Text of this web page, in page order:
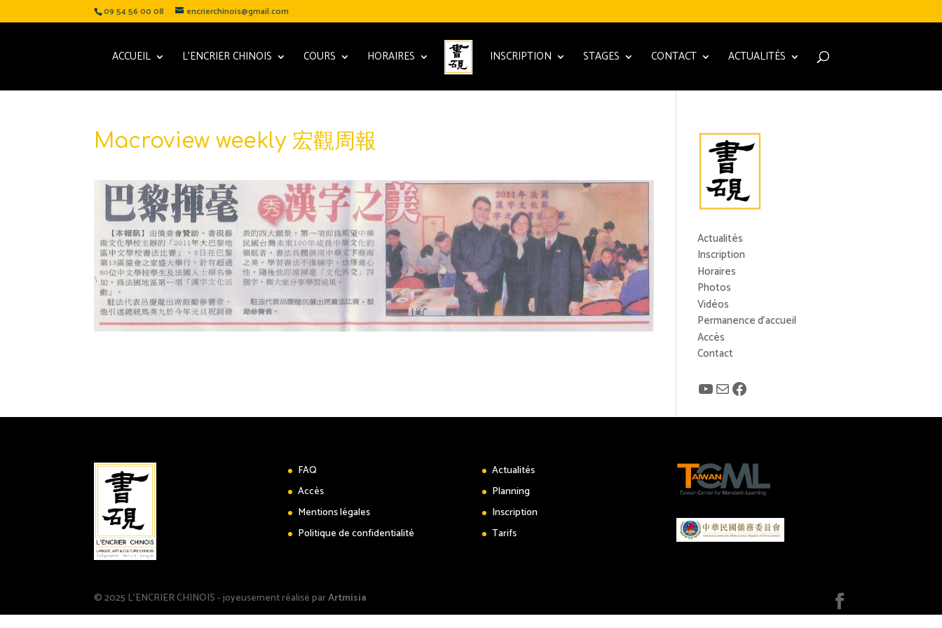
09 54 56 00 08 encrierchinois@gmail.com
ACCUEIL L’ENCRIER CHINOIS COURS HORAIRES INSCRIPTION STAGES CONTACT ACTUALITÉS
Macroview weekly 宏觀周報
Actualités
Inscription
Horaires
Photos
Vidéos
Permanence d’accueil
Accès
Contact
YouTube
E-mailFacebook
FAQ
Accès
Mentions légales
Politique de confidentialité
Actualités
Planning
Inscription
Tarifs
© 2025 L'ENCRIER CHINOIS - joyeusement réalisé parArtmisia